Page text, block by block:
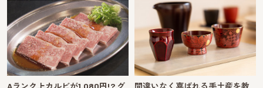
Aランク上カルビが1,080円!? グ
間違いなく喜ばれる手土産を教